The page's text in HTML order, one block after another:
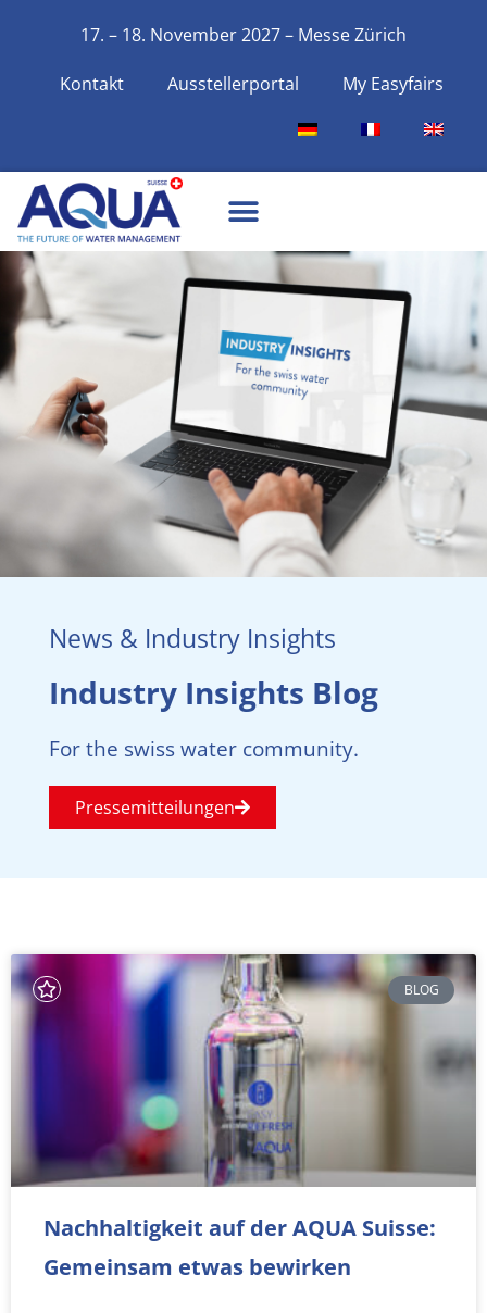
17. – 18. November 2027 – Messe Zürich
Kontakt Ausstellerportal My Easyfairs
News & Industry Insights
Industry Insights Blog
For the swiss water community.
Pressemitteilungen
BLOG
Nachhaltigkeit auf der AQUA Suisse:
Gemeinsam etwas bewirken